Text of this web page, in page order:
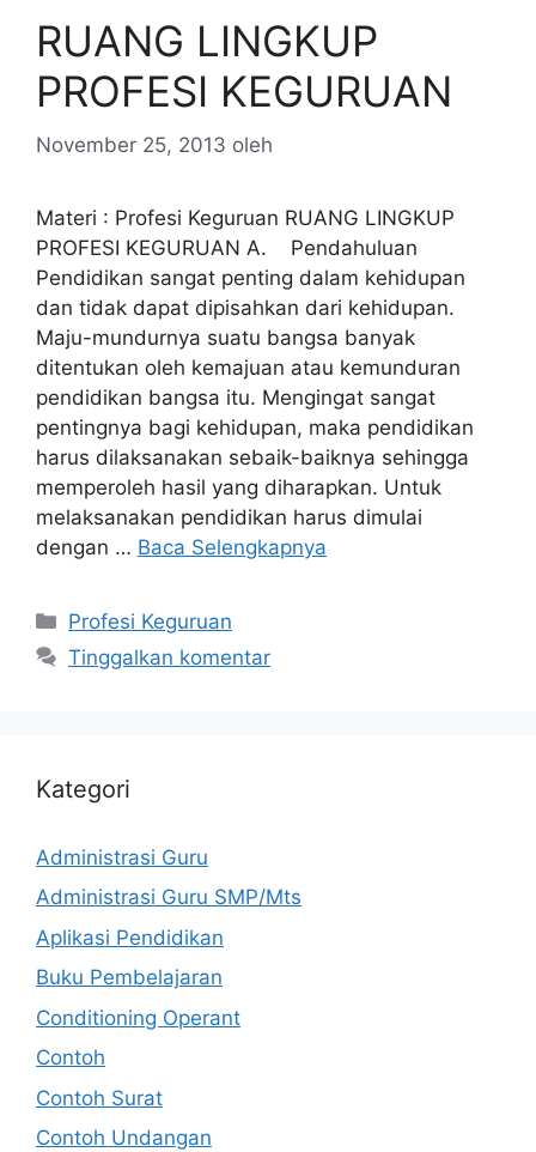
RUANG LINGKUP
PROFESI KEGURUAN
November 25, 2013 oleh
Materi : Profesi Keguruan RUANG LINGKUP
PROFESI KEGURUAN A. Pendahuluan
Pendidikan sangat penting dalam kehidupan
dan tidak dapat dipisahkan dari kehidupan.
Maju-mundurnya suatu bangsa banyak
ditentukan oleh kemajuan atau kemunduran
pendidikan bangsa itu. Mengingat sangat
pentingnya bagi kehidupan, maka pendidikan
harus dilaksanakan sebaik-baiknya sehingga
memperoleh hasil yang diharapkan. Untuk
melaksanakan pendidikan harus dimulai
dengan … Baca Selengkapnya
Kategori
Profesi Keguruan
Tinggalkan komentar
Kategori
Administrasi Guru
Administrasi Guru SMP/Mts
Aplikasi Pendidikan
Buku Pembelajaran
Conditioning Operant
Contoh
Contoh Surat
Contoh Undangan